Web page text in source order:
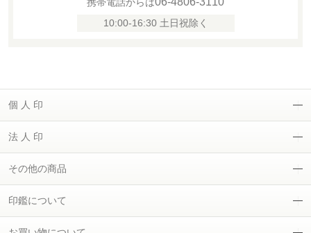
携帯電話からは
10:00-16:30 土日祝除く
個 人 印
法 人 印
その他の商品
印鑑について